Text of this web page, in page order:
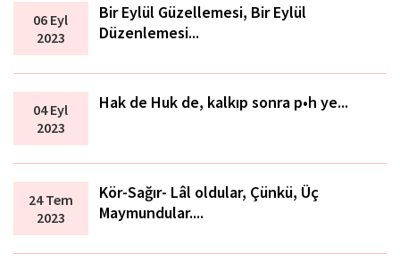
06 Eyl
2023
Bir Eylül Güzellemesi, Bir Eylül
Düzenlemesi...
04 Eyl
2023
Hak de Huk de, kalkıp sonra p•h ye...
24 Tem
2023
Kör-Sağır- Lâl oldular, Çünkü, Üç
Maymundular....